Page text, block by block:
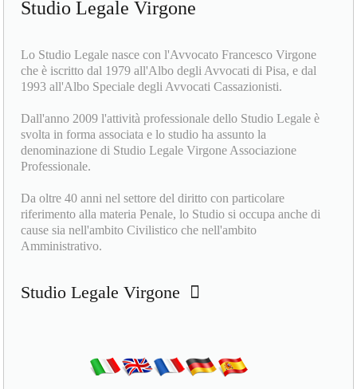
Studio Legale Virgone
Lo Studio Legale nasce con l'Avvocato Francesco Virgone
che è iscritto dal 1979 all'Albo degli Avvocati di Pisa, e dal
1993 all'Albo Speciale degli Avvocati Cassazionisti.
Dall'anno 2009 l'attività professionale dello Studio Legale è
svolta in forma associata e lo studio ha assunto la
denominazione di Studio Legale Virgone Associazione
Professionale.
Da oltre 40 anni nel settore del diritto con particolare
riferimento alla materia Penale, lo Studio si occupa anche di
cause sia nell'ambito Civilistico che nell'ambito
Amministrativo.
Studio Legale Virgone